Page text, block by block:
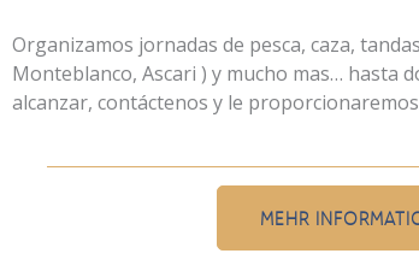
Organizamos jornadas de pesca, caza,
Monteblanco, Ascari ) y mucho mas… hasta
alcanzar, contáctenos y le
MEHR